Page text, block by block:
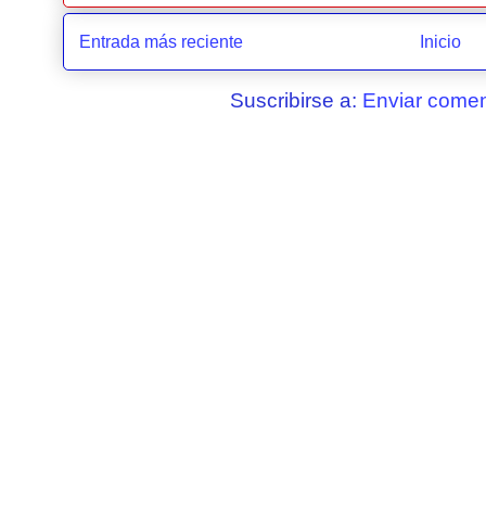
Entrada más reciente Inicio
Suscribirse a: Enviar